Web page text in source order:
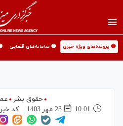
🟡 پرونده‌های ویژه خبری 🟡 سامانه‌های قضایی
حقوق بشر
10:01
23 مهر 1403 کد